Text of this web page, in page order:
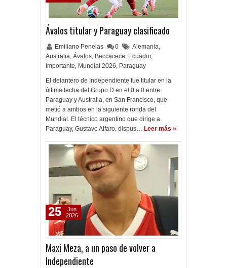
Ávalos titular y Paraguay clasificado
Emiliano Penelas 0 Alemania,
Australia, Ávalos, Beccacece, Ecuador,
Importante, Mundial 2026, Paraguay
El delantero de Independiente fue titular en la
última fecha del Grupo D en el 0 a 0 entre
Paraguay y Australia, en San Francisco, que
metió a ambos en la siguiente ronda del
Mundial. El técnico argentino que dirige a
Paraguay, Gustavo Alfaro, dispus… Leer más »
Maxi Meza, a un paso de volver a
Independiente
25
Jun
2026